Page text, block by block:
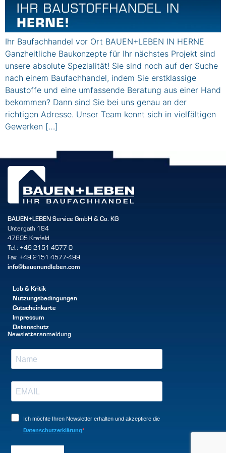
Ihr Baufachhandel vor Ort BAUEN+LEBEN IN HERNE
Ganzheitliche Baukonzepte für Ihr nächstes Projekt sind
unsere absolute Spezialität! Sie sind noch auf der Suche
nach einem Baufachhandel, indem Sie erstklassige
Baustoffe und eine umfassende Beratung aus einer Hand
bekommen? Dann sind Sie bei uns genau an der
richtigen Adresse. Unser Team kennt sich in vielfältigen
Gewerken […]
BAUEN+LEBEN Service GmbH & Co. KG
Untergath 184
47805 Krefeld
Tel.: +49 2151 4577-0
Fax: +49 2151 4577-499
info@bauenundleben.com
Lob & Kritik
Nutzungsbedingungen
Gutscheinkarte
Impressum
Datenschutz
Newsletteranmeldung
Ich möchte Ihren Newsletter erhalten und akzeptiere die
Datenschutzerklärung